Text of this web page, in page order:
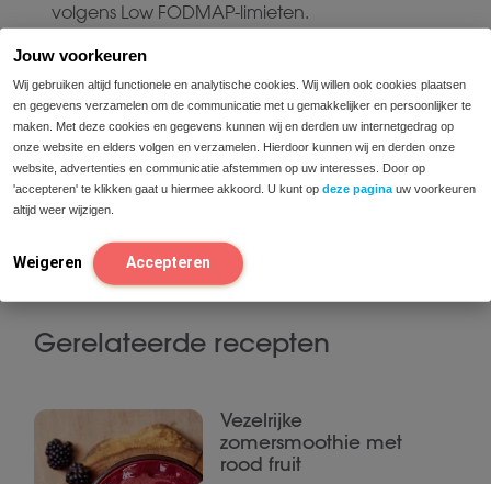
Jouw voorkeuren
Wij gebruiken altijd functionele en analytische cookies. Wij willen ook cookies plaatsen
en gegevens verzamelen om de communicatie met u gemakkelijker en persoonlijker te
maken. Met deze cookies en gegevens kunnen wij en derden uw internetgedrag op
onze website en elders volgen en verzamelen. Hierdoor kunnen wij en derden onze
website, advertenties en communicatie afstemmen op uw interesses. Door op
'accepteren' te klikken gaat u hiermee akkoord. U kunt op deze pagina uw voorkeuren
altijd weer wijzigen.
Weigeren Accepteren
volgens Low FODMAP-limieten.
Strooi wat
(max. 10–15 g per portie).
💡Serveertip:Perfect als ontbijt, lunch of
verfrissende zomersnack. Lekker koel uit de
koelkast op warme dagen!
Gerelateerde recepten
Vezelrijke
zomersmoothie met
rood fruit